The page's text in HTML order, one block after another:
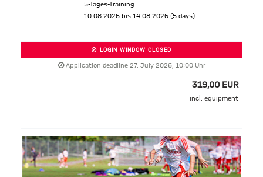
5-Tages-Training
10.08.2026 bis 14.08.2026 (5 days)
LOGIN WINDOW CLOSED
Application deadline 27. July 2026, 10:00 Uhr
319,00 EUR
incl. equipment